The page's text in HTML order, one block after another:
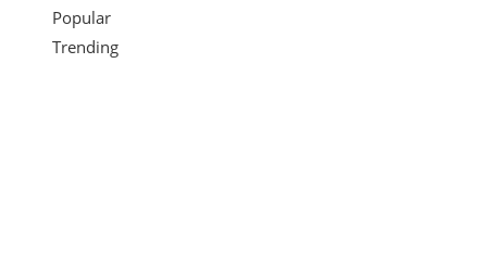
Popular
Trending